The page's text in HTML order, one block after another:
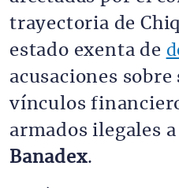
trayectoria de
estado exenta de
acusaciones sobre
vínculos
armados ilegales
Banadex.